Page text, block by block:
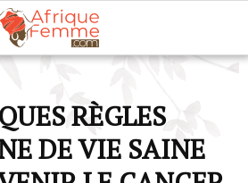
RÈGLES
DE VIE SAINE